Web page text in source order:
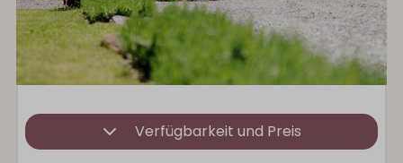
Verfügbarkeit und Preis